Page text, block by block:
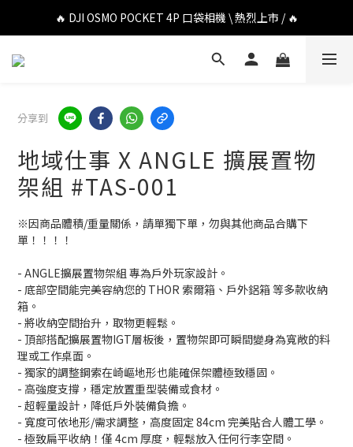
🔥 DJI OSMO POCKET 4P 口袋相機 \ 熱烈上市 / 🔥
🔥 DJI OSMO POCKET 4P 口袋相機 \ 熱烈上市 / 🔥
🔥 Insta360 Luna Ultra 雲台相機 \ 熱烈上市 / 🔥
🔥 DJI OSMO POCKET 4P 口袋相機 \ 熱烈上市 / 🔥
分享到
地域仕事 X ANGLE 擴展置物
架組 #TAS-001
※因商品體積/重量關係，請單獨下單，勿與其他商品合購下
單！！！！
- ANGLE擴展置物架組 專為戶外玩家設計。
- 底部空間能完美容納您的 THOR 索爾箱、戶外鋁箱 等多款收納
箱。
- 將收納空間抬升，取物更輕鬆。
- 頂部搭配擴展置物IGT層板後，置物架即可瞬間變身為寬敞的料
理或工作桌面。
- 獨家的調整鋼索在崎嶇地形也能確保架體極致穩固。
- 高強度支撐，穩定放置重型裝備或食材。
- 超輕量設計，降低戶外裝備負擔。
- 寬度可依地形/需求調整，高度固定 84cm 完美貼合人體工學。
- 極致扁平收納！僅 4cm 厚度，輕鬆放入任何行李空間。